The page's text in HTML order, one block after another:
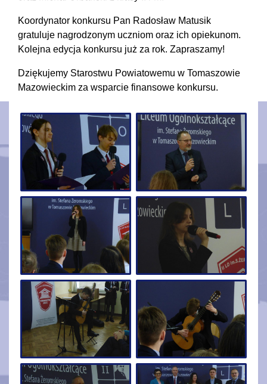
Koordynator konkursu Pan Radosław Matusik
gratuluje nagrodzonym uczniom oraz ich opiekunom.
Kolejna edycja konkursu już za rok. Zapraszamy!
Dziękujemy Starostwu Powiatowemu w Tomaszowie
Mazowieckim za wsparcie finansowe konkursu.